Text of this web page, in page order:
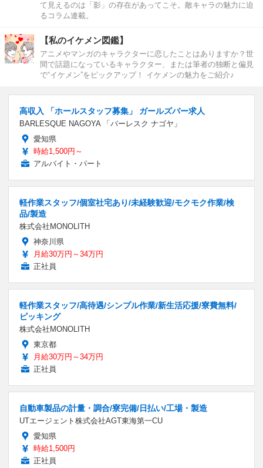
て見えるのは「影」の存在があってこそ。敵キャラの魅力に迫
るコラム連載。
【私のイケメン図鑑】
アニメやマンガのキャラクターに恋したことはありますか？世
間で話題になっているキャラクター、または筆者の独断と偏見
で“イケメン”をピックアップ！ イケメンの魅力をご紹介♪
高収入 「ホールスタッフ募集」 ガールズバー求人
BARLESQUE NAGOYA 「バーレスク ナゴヤ」
愛知県
時給1,500円～
アルバイト・パート
軽作業スタッフ/個室社宅あり/未経験歓迎/モクモク作業/検
品/製造
株式会社MONOLITH
神奈川県
月給30万円～34万円
正社員
軽作業スタッフ/高待遇/シンプル作業/新生活応援/寮費無料/
ピッキング
株式会社MONOLITH
東京都
月給30万円～34万円
正社員
自動車製品の計量・調合/寮完備/日払い/工場・製造
UTエージェント株式会社AGT東海第一CU
愛知県
時給1,500円
正社員